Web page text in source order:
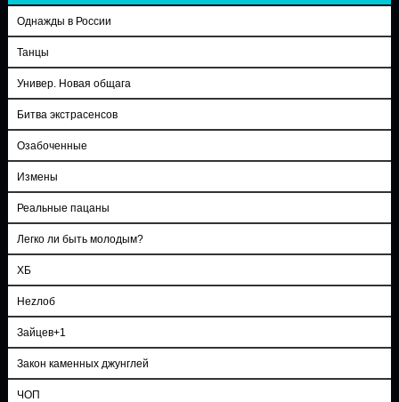
Однажды в России
Танцы
Универ. Новая общага
Битва экстрасенсов
Озабоченные
Измены
Реальные пацаны
Легко ли быть молодым?
ХБ
Неzлоб
Зайцев+1
Закон каменных джунглей
ЧОП